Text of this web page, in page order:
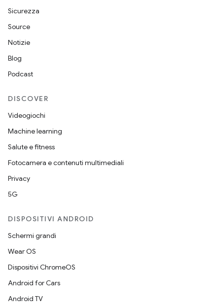
Sicurezza
Source
Notizie
Blog
Podcast
DISCOVER
Videogiochi
Machine learning
Salute e fitness
Fotocamera e contenuti multimediali
Privacy
5G
DISPOSITIVI ANDROID
Schermi grandi
Wear OS
Dispositivi ChromeOS
Android for Cars
Android TV